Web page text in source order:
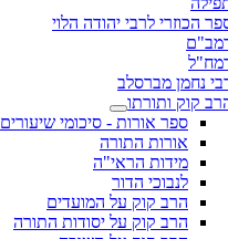
הכוזרי לרבי יהודה הלוי
נחמן מברסלב
קוק ותורתו
ספר אורות - סיכומי שיעורים
אורות התורה
מידות הראי"ה
לנבוכי הדור
הרב קוק על המועדים
הרב קוק על יסודות התורה